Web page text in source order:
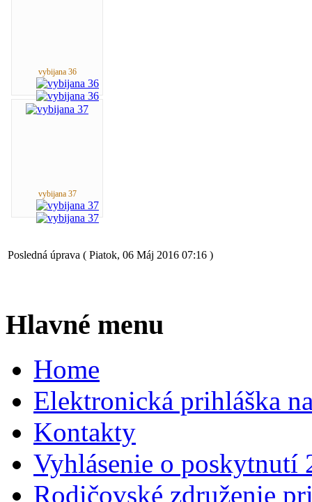
vybijana 36
vybijana 37
Posledná úprava ( Piatok, 06 Máj 2016 07:16 )
Hlavné menu
Home
Elektronická prihláška
Kontakty
Vyhlásenie o poskytnutí
Rodičovské združenie